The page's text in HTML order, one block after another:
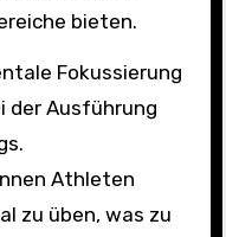
bieten.
Fokussierung
der Ausführung
Athleten
zu üben, was zu